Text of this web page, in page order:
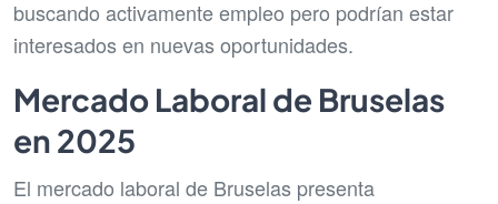
buscando activamente empleo pero podrían estar
interesados en nuevas oportunidades.
Mercado Laboral de Bruselas
en 2025
El mercado laboral de Bruselas presenta